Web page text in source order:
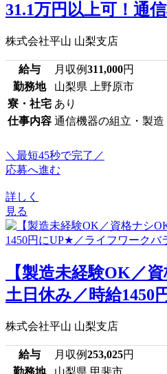
31.1万円以上可！通
株式会社平山 山梨支店
給与 月収例311,000円
勤務地
山梨県 上野原市
寮・社宅 あり
仕事内容 通信機器の組立・製造
＼最短45秒で完了／
応募へ進む
詳しく
見る
【製造未経験OK／
土日休み／時給1450
株式会社平山 山梨支店
給与 月収例253,025円
勤務地
山梨県 甲斐市